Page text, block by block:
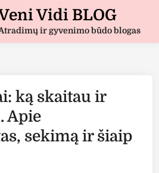
Vidi BLOG
ir gyvenimo būdo blogas
ką skaitau ir
Apie
sekimą ir šiaip